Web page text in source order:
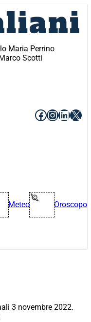
Maria Perrino
Scotti
Facebook
X
Meteo Oroscopo
3 novembre 2022.